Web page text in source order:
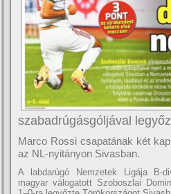
szabadrúgásgóljával
Marco Rossi csapatának két
az NL-nyitányon Sivasban.
A labdarúgó Nemzetek Ligája B-
magyar válogatott Szoboszlai